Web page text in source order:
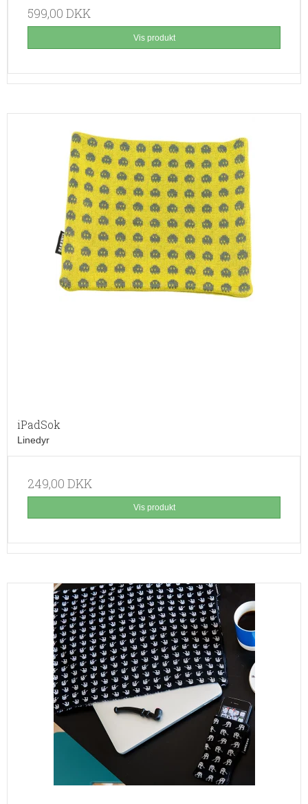
599,00 DKK
Vis produkt
iPadSok
Linedyr
249,00 DKK
Vis produkt